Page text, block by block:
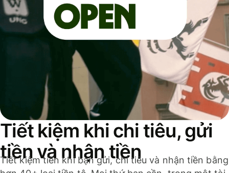
Tiết kiệm khi chi tiêu, gửi
tiền và nhận tiền
Tiết kiệm tiền khi bạn gửi, chi tiêu và nhận tiền bằng